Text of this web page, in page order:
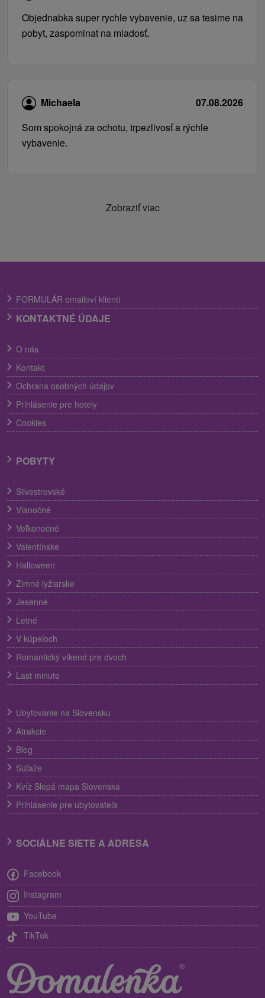
Objednabka super rychle vybavenie, uz sa tesime na
pobyt, zaspominat na mladosť.
Michaela
07.08.2026
Som spokojná za ochotu, trpezlivosť a rýchle
vybavenie.
Zobraziť viac
FORMULÁR emailoví klienti
KONTAKTNÉ ÚDAJE
O nás
Kontakt
Ochrana osobných údajov
Prihlásenie pre hotely
Cookies
POBYTY
Silvestrovské
Vianočné
Veľkonočné
Valentínske
Halloween
Zimné lyžiarske
Jesenné
Letné
V kúpeľoch
Romantický víkend pre dvoch
Last minute
Ubytovanie na Slovensku
Atrakcie
Blog
Súťaže
Kvíz Slepá mapa Slovenska
Prihlásenie pre ubytovateľa
SOCIÁLNE SIETE A ADRESA
Facebook
Instagram
YouTube
TikTok